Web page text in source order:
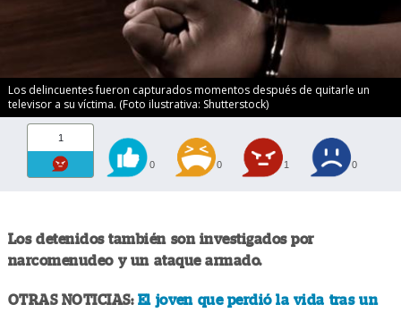
Los delincuentes fueron capturados momentos después de quitarle un
televisor a su víctima. (Foto ilustrativa: Shutterstock)
1
0 0 1 0
Los detenidos también son investigados por
narcomenudeo y un ataque armado.
OTRAS NOTICIAS: El joven que perdió la vida tras un